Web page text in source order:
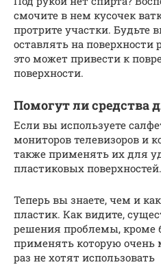
смочите в нем кусочек
протрите участки.
оставлять на поверхности
это может привести к
поверхности.
Помогут ли средства
Если вы используете
мониторов телевизоров и
также применять их для
пластиковых поверхностей.
Теперь вы знаете, чем и
пластик. Как видите,
решения проблемы, кроме
применять которую
раз не хотят использовать